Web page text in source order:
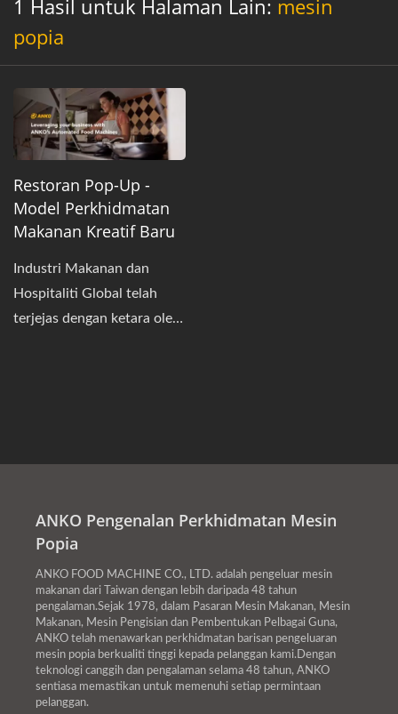
1 Hasil untuk Halaman Lain: mesin
popia
Restoran Pop-Up -
Model Perkhidmatan
Makanan Kreatif Baru
Industri Makanan dan
Hospitaliti Global telah
terjejas dengan ketara oleh
berubah untuk mencipta
lebih inovatif dan kos
efektif, dan ini telah
memberi inspirasi kepada
banyak Restoran Pop-Up
yang menarik.
ANKO Pengenalan Perkhidmatan Mesin
Popia
ANKO FOOD MACHINE CO., LTD. adalah pengeluar mesin
makanan dari Taiwan dengan lebih daripada 48 tahun
pengalaman.Sejak 1978, dalam Pasaran Mesin Makanan, Mesin
Makanan, Mesin Pengisian dan Pembentukan Pelbagai Guna,
ANKO telah menawarkan perkhidmatan barisan pengeluaran
mesin popia berkualiti tinggi kepada pelanggan kami.Dengan
teknologi canggih dan pengalaman selama 48 tahun, ANKO
sentiasa memastikan untuk memenuhi setiap permintaan
pelanggan.